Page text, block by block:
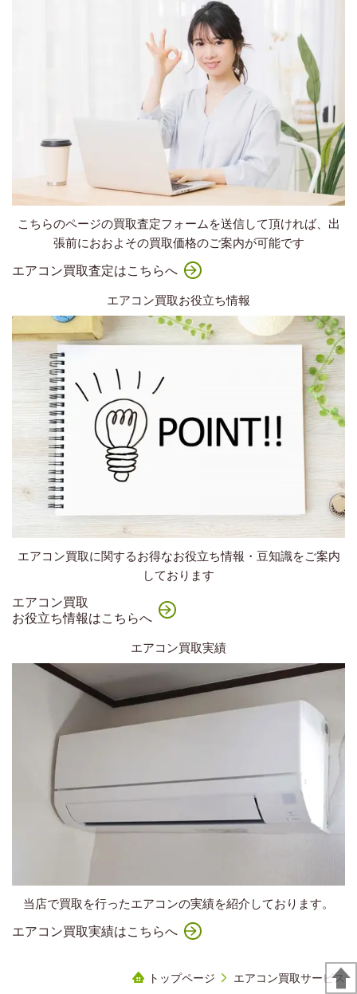
こちらのページの買取査定フォームを送信して頂ければ、出
張前におおよその買取価格のご案内が可能です
エアコン買取査定はこちらへ
エアコン買取お役立ち情報
エアコン買取に関するお得なお役立ち情報・豆知識をご案内
しております
エアコン買取
お役立ち情報はこちらへ
エアコン買取実績
当店で買取を行ったエアコンの実績を紹介しております。
エアコン買取実績はこちらへ
トップページ エアコン買取サービス